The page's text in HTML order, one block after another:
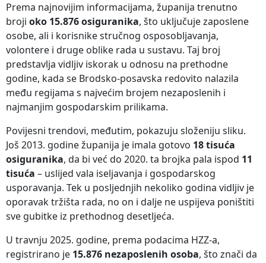
Prema najnovijim informacijama, županija trenutno
broji oko 15.876 osiguranika, što uključuje zaposlene
osobe, ali i korisnike stručnog osposobljavanja,
volontere i druge oblike rada u sustavu. Taj broj
predstavlja vidljiv iskorak u odnosu na prethodne
godine, kada se Brodsko-posavska redovito nalazila
među regijama s najvećim brojem nezaposlenih i
najmanjim gospodarskim prilikama.
Povijesni trendovi, međutim, pokazuju složeniju sliku.
Još 2013. godine županija je imala gotovo 18 tisuća
osiguranika, da bi već do 2020. ta brojka pala ispod 11
tisuća – uslijed vala iseljavanja i gospodarskog
usporavanja. Tek u posljednjih nekoliko godina vidljiv je
oporavak tržišta rada, no on i dalje ne uspijeva poništiti
sve gubitke iz prethodnog desetljeća.
U travnju 2025. godine, prema podacima HZZ-a,
registrirano je 15.876 nezaposlenih osoba, što znači da